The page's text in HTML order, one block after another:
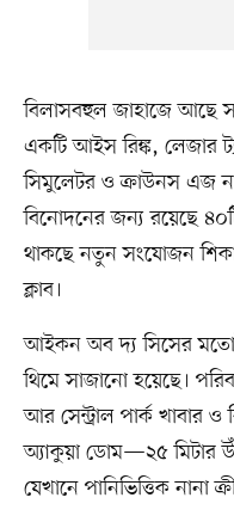
বিলাসবহুল জাহাজে আছে
একটি আইস রিঙ্ক, লেজার
সিমুলেটর ও ক্রাউনস এজ
বিনোদনের জন্য রয়েছে
থাকছে নতুন সংযোজন
ক্লাব।
আইকন অব দ্য সিসের
থিমে সাজানো হয়েছে।
আর সেন্ট্রাল পার্ক খাবার
অ্যাকুয়া ডোম—২৫ মিটার
যেখানে পানিভিত্তিক নানা